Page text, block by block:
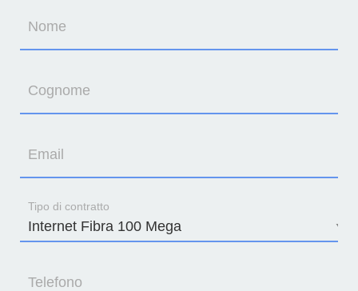
Nome
Cognome
Email
Tipo di contratto
Telefono